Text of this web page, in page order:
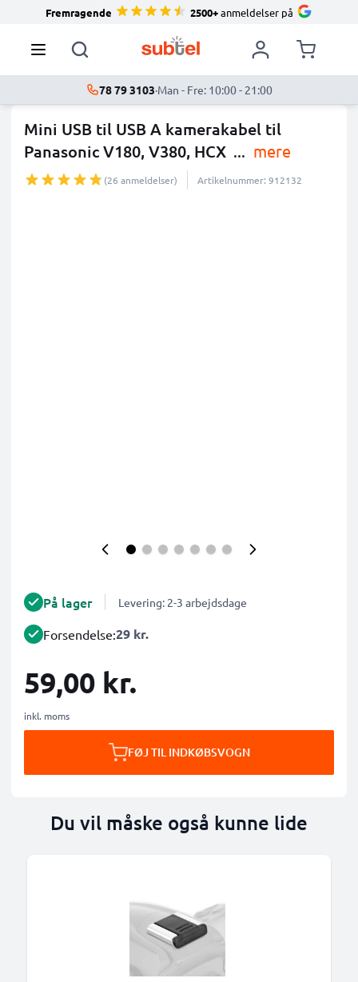
Fremragende 2500+anmeldelser på
78 79 3103·Man - Fre: 10:00 - 21:00
Mini USB til USB A kamerakabel til
Panasonic V180, V380, HCX ... mere
(26 anmeldelser) Artikelnummer: 912132
På lager Levering: 2-3 arbejdsdage
Forsendelse:29 kr.
59,00 kr.
inkl. moms
FØJ TIL INDKØBSVOGN
Du vil måske også kunne lide